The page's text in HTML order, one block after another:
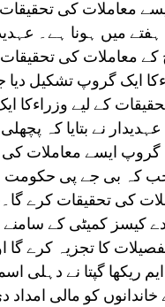
معاملات کی
ہفتے میں ہونا ہے۔
معاملات کی تحقیقات
ایک گروپ تشکیل دیا
کے لیے وزراءکا
نے بتایا کہ
گروپ ایسے معاملات کی
کہ بی جے پی حکومت
کی تحقیقات کرے
کا تجزیہ کرے گا
کو مالی امداد دی گئی تھی جب